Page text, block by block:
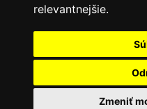
relevantnejšie.
Zmeniť